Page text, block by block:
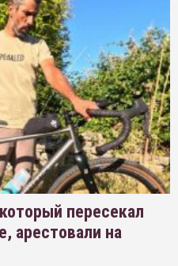
пересекал
арестовали на